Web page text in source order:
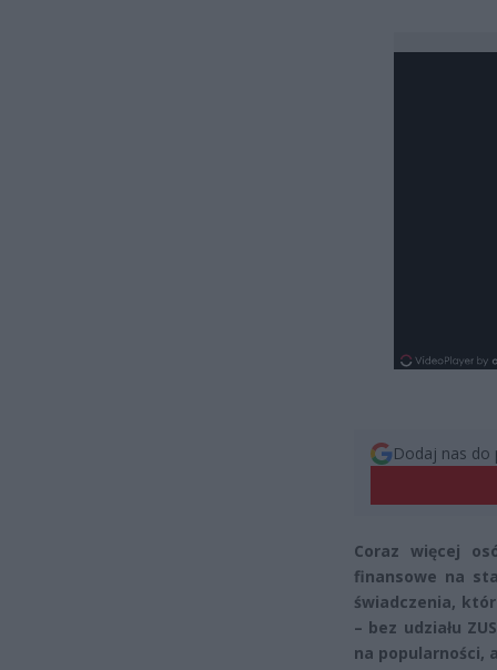
Dodaj nas do
Coraz więcej
finansowe na
świadczenia,
– bez udziału
na popularności,